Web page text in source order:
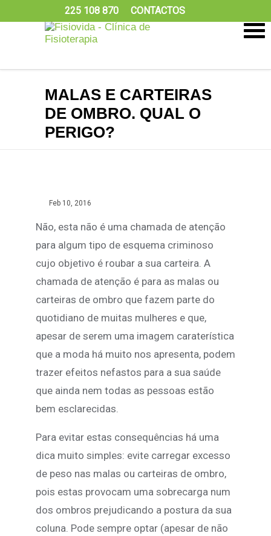
225 108 870 CONTACTOS
MALAS E CARTEIRAS
DE OMBRO. QUAL O
PERIGO?
Feb 10, 2016
Não, esta não é uma chamada de atenção
para algum tipo de esquema criminoso
cujo objetivo é roubar a sua carteira. A
chamada de atenção é para as malas ou
carteiras de ombro que fazem parte do
quotidiano de muitas mulheres e que,
apesar de serem uma imagem caraterística
que a moda há muito nos apresenta, podem
trazer efeitos nefastos para a sua saúde
que ainda nem todas as pessoas estão
bem esclarecidas.
Para evitar estas consequências há uma
dica muito simples: evite carregar excesso
de peso nas malas ou carteiras de ombro,
pois estas provocam uma sobrecarga num
dos ombros prejudicando a postura da sua
coluna. Pode sempre optar (apesar de não